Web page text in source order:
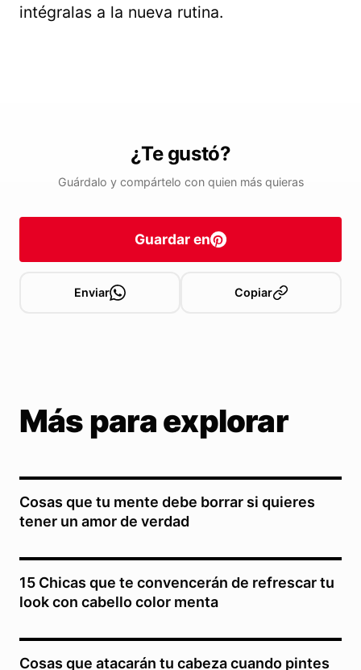
intégralas a la nueva rutina.
¿Te gustó?
Guárdalo y compártelo con quien más quieras
Guardar en
Enviar Copiar
Más para explorar
Cosas que tu mente debe borrar si quieres
tener un amor de verdad
15 Chicas que te convencerán de refrescar tu
look con cabello color menta
Cosas que atacarán tu cabeza cuando pintes